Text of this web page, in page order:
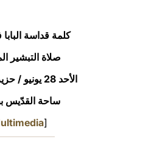
كلمة قداسة
صلاة التبشير
الأحد 28 يونيو / حزيران 2020
ساحة
[